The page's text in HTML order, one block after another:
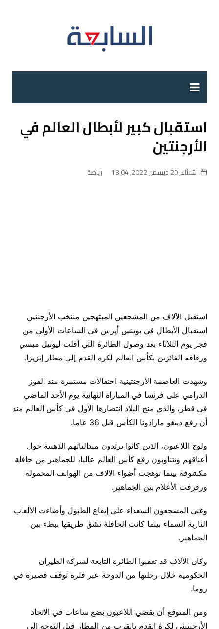
استقبال كبير لأبطال العالم في
الأرجنتين
الثلاثاء, 20 ديسمبر 2022, 13:04 رياضة
استقبل الآلاف من المشجعين المبتهجين منتخب الأرجنتين
استقبال الأبطال في بوينس أيرس في الساعات الأولى من
فجر يوم الثلاثاء بعد وصول الطائرة التي أقلت ليونيل ميسي
ورفاقه الفائزين بكأس العالم لكرة القدم إلى مطار إيزيزا.
وشهدت العاصمة الأرجنتينية احتفالات مستمرة منذ الفوز
الدرامي على فرنسا في المباراة النهائية يوم الأحد الماضي
في قطر، والذي منح البلاد انتصارها الأول في كأس العالم منذ
أن رفع دييغو مارادونا الكأس قبل 36 عاما.
ولوح اللاعبون، الذين كانوا يرتدون ميدالياتهم الذهبية حول
أعناقهم ويتناوبون رفع كأس العالم عاليا، للجماهير من حافلة
مكشوفة بينما توهجت أضواء الآلاف من الهواتف المحمولة
ورفرفت الأعلام بين الجماهير.
وغنى المشجعون السعداء على إيقاع الطبول وأضاءت الألعاب
النارية السماء بينما كانت الحافلة تشق طريقها ببطء بين
الجماهير.
وكان الآلاف قد تعقبوا الطائرة التابعة لشركة الطيران
الحكومية خلال رحلتها من الدوحة عبر فترة توقف قصيرة في
روما.
ومن المتوقع أن يقضي اللاعبون بضع ساعات في الاتحاد
الأرجنتيني لكرة القدم بالقرب من المطار قبل التوجه إلى